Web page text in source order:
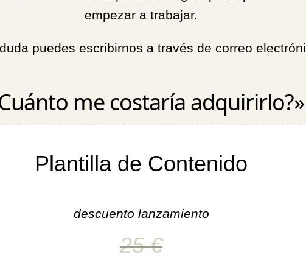
empezar a trabajar.
puedes escribirnos a través de correo
me costaría adquirirlo?»
Plantilla de Contenido
descuento lanzamiento
25 €